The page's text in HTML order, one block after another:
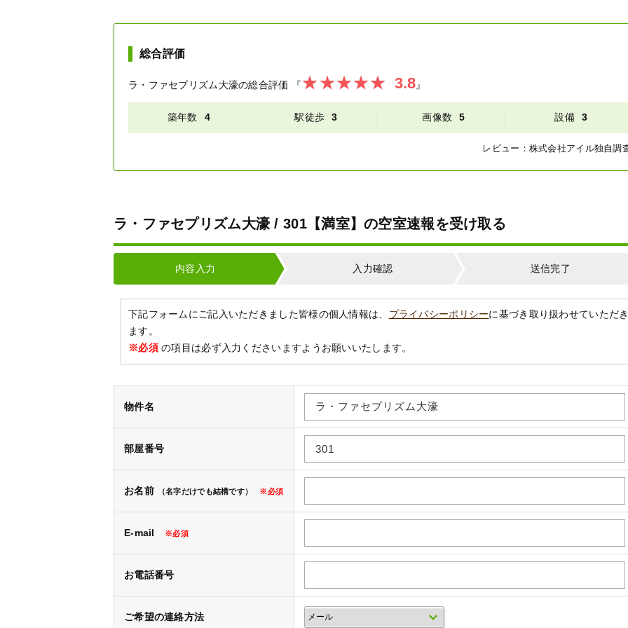
総合評価
ラ・ファセプリズム大濠の総合評価 『 3.8』
築年数 4 駅徒歩 3 画像数 5 設備 3
レビュー： 株式会社アイル独自調
ラ・ファセプリズム大濠 / 301【満室】の空室速報を受け取る
内容入力 入力確認 送信完了
下記フォームにご記入いただきました皆様の個人情報は、 プライバシーポリシーに基づき取り扱わせていただ
ます。
※必須の項目は必ず入力くださいますようお願いいたします。
物件名
部屋番号
お名前 （名字だけでも結構です） ※必須
E-mail ※必須
お電話番号
ご希望の連絡方法